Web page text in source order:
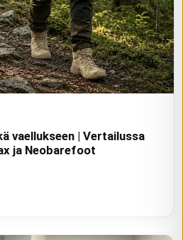
vaellukseen | Vertailussa
ja Neobarefoot